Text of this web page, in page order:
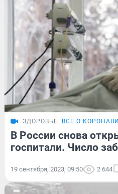
ЗДОРОВЬЕ ВСЁ О
В России снова
госпитали. Число
19 сентября, 2023, 09:50 2 644